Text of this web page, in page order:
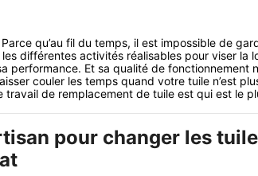
qu’au fil du temps, il est impossible de
différentes activités réalisables pour viser la
performance. Et sa qualité de fonctionnement
couler les temps quand votre tuile n’est
travail de remplacement de tuile est qui est le
pour changer les